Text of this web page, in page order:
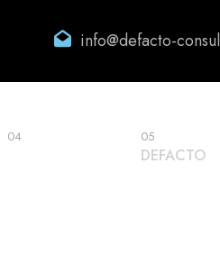
info@defacto-
04 05
DEFACTO